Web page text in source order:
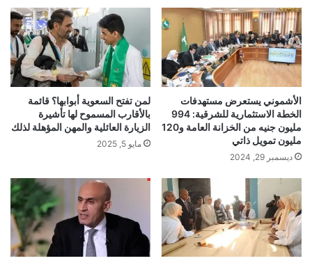
الأشموني يستعرض مستهدفات
الخطة الاستثمارية للشرقية: 994
مليون جنيه من الخزانة العامة و120
مليون تمويل ذاتي
ديسمبر 29, 2024
لمن تفتح السعوية أبوابها؟ قائمة
بالأقارب المسموح لها تأشيرة
الزيارة العائلية والمهن المؤهلة لذلك
مايو 5, 2025